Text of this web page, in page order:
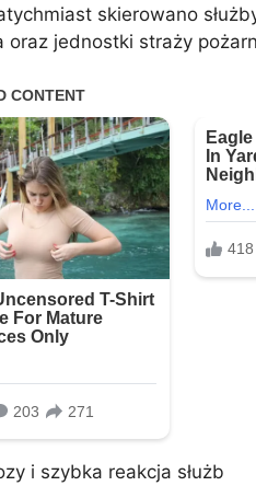
skierowano
oraz jednostki straży
i szybka reakcja służb